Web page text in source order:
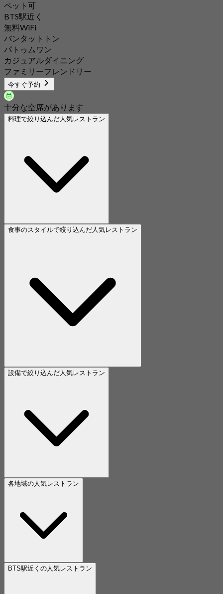
ペット可
BTS駅近く
無料WiFi
バンタットトン
パトゥムワン
カジュアルダイニング
ファミリーフレンドリー
今すぐ予約
十分な空席があります
料理で絞り込んだ人気レストラン
食事のスタイルで絞り込んだ人気レストラン
設備で絞り込んだ人気レストラン
各地域の人気レストラン
BTS駅近くの人気レストラン